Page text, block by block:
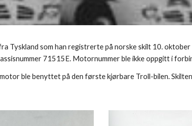
Tyskland som han registrerte på norske skilt 10.
71515E. Motornummer ble ikke oppgitt i
ble benyttet på den første kjørbare Troll-bilen.